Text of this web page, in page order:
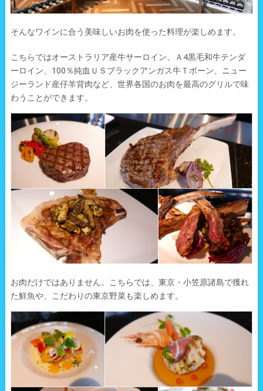
そんなワインに合う美味しいお肉を使った料理が楽しめます。
こちらではオーストラリア産牛サーロイン、Ａ4黒毛和牛テンダ
ーロイン、100％純血ＵＳブラックアンガス牛Ｔボーン、ニュー
ジーランド産仔羊背肉など、世界各国のお肉を最高のグリルで味
わうことができます。
お肉だけではありません。こちらでは、東京・小笠原諸島で獲れ
た鮮魚や、こだわりの東京野菜も楽しめます。